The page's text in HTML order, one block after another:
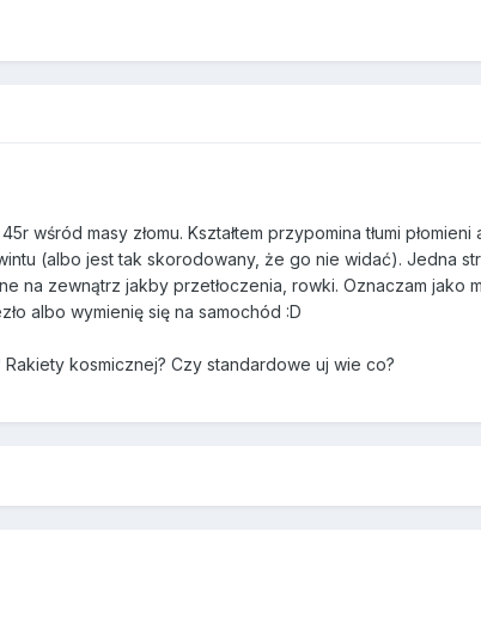
wśród masy złomu. Kształtem przypomina tłumi
(albo jest tak skorodowany, że go nie widać). Jedna
na zewnątrz jakby przetłoczenia, rowki. Oznaczam
albo wymienię się na samochód :D
Rakiety kosmicznej? Czy standardowe uj wie co?